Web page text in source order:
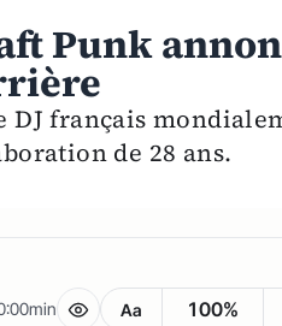
Punk
DJ français
de 28 ans.
Aa 100%